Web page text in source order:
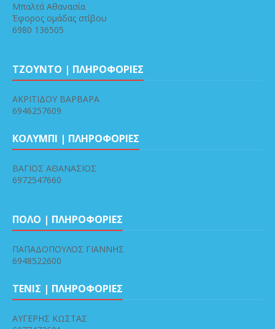
Μπαλτά Αθανασία
Έφορος ομάδας στίβου
6980 136505
ΤΖΟΥΝΤΟ | ΠΛΗΡΟΦΟΡΙΕΣ
ΑΚΡΙΤΙΔΟΥ ΒΑΡΒΑΡΑ
6946257609
ΚΟΛΥΜΠΙ | ΠΛΗΡΟΦΟΡΙΕΣ
ΒΑΓΙΟΣ ΑΘΑΝΑΣΙΟΣ
6972547660
ΠΟΛΟ | ΠΛΗΡΟΦΟΡΙΕΣ
ΠΑΠΑΔΟΠΟΥΛΟΣ ΓΙΑΝΝΗΣ
6948522600
ΤΕΝΙΣ | ΠΛΗΡΟΦΟΡΙΕΣ
ΑΥΓΕΡΗΣ ΚΩΣΤΑΣ